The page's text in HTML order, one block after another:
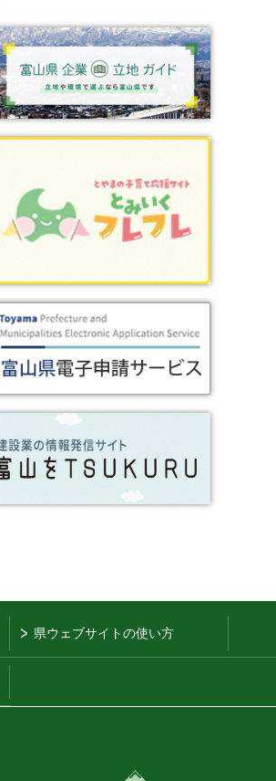
県ウェブサイトの使い方